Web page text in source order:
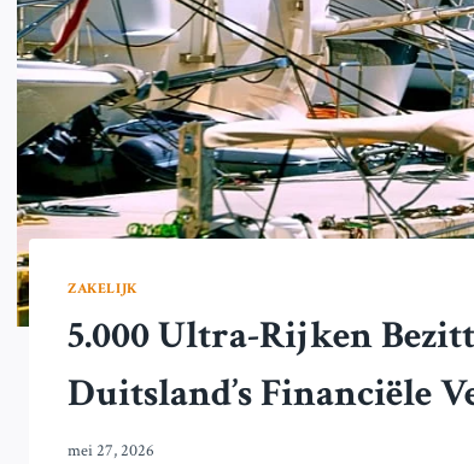
ZAKELIJK
5.000 Ultra-Rijken
Duitsland’s Financiële
mei 27, 2026